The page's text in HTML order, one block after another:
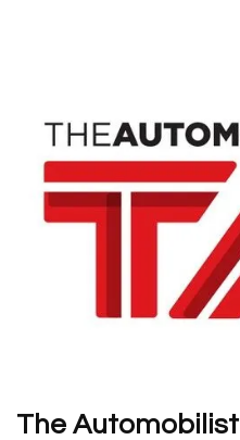
The Automobilist